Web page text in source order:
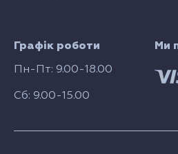
Графік роботи
Пн-Пт: 9.00-18.00
Сб: 9.00-15.00
Ми